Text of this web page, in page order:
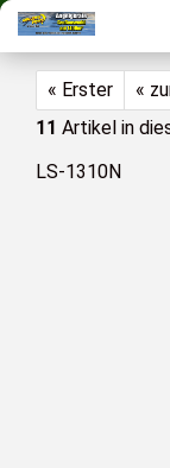
« Erster «
11 Artikel in
LS-1310N